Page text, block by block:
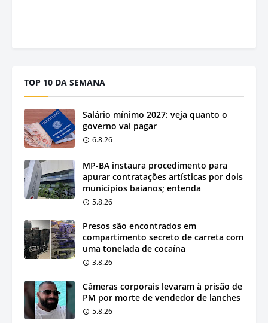
TOP 10 DA SEMANA
Salário mínimo 2027: veja quanto o
governo vai pagar
6.8.26
MP-BA instaura procedimento para
apurar contratações artísticas por dois
municípios baianos; entenda
5.8.26
Presos são encontrados em
compartimento secreto de carreta com
uma tonelada de cocaína
3.8.26
Câmeras corporais levaram à prisão de
PM por morte de vendedor de lanches
5.8.26